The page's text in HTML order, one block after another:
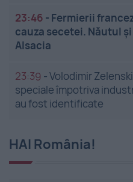
23:46 - Fermierii
cauza secetei. Năutul
Alsacia
23:39 -Volodimir
speciale împotriva
au fost identificate
HAI România!